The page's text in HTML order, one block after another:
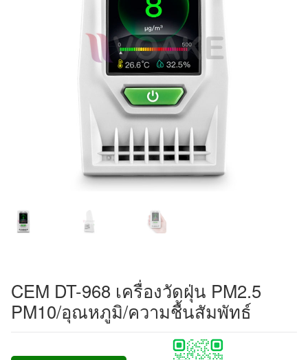
CEM DT-968 เครื่องวัดฝุ่น PM2.5
PM10/อุณหภูมิ/ความชื้นสัมพัทธ์